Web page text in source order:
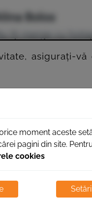
asigurați-
conversația.>>
salvare
timp de 15
moment aceste
pagini din site.
cookies